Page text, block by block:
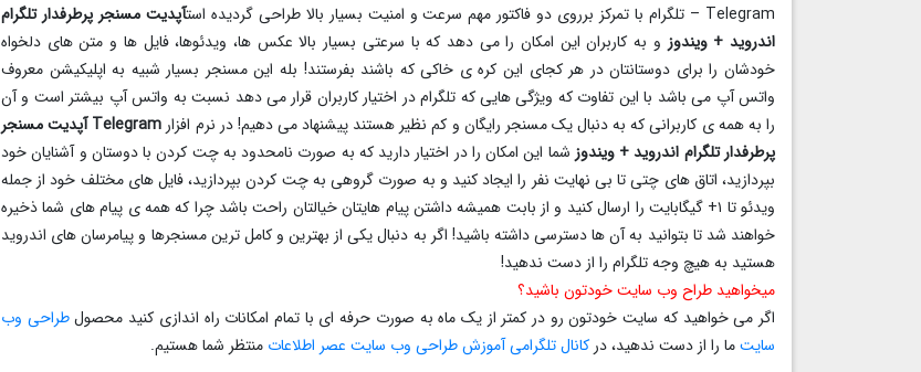
Telegram – تلگرام با تمرکز برروی دو فاکتور مهم سرعت و امنیت بسیار بالا طراحی گردیده است
آپدیت مسنجر پرطرفدار تلگرام
اندروید + ویندوز و به کاربران این امکان را می دهد که با سرعتی بسیار بالا عکس ها، ویدئوها، فایل ها و متن های دلخواه
خودشان را برای دوستانتان در هر کجای این کره ی خاکی که باشند بفرستند! بله این مسنجر بسیار شبیه به اپلیکیشن معروف
واتس آپ می باشد با این تفاوت که ویژگی هایی که تلگرام در اختیار کاربران قرار می دهد نسبت به واتس آپ بیشتر است و آن
را به همه ی کاربرانی که به دنبال یک مسنجر رایگان و کم نظیر هستند پیشنهاد می دهیم! در نرم افزار Telegram آپدیت مسنجر
پرطرفدار تلگرام اندروید + ویندوز شما این امکان را در اختیار دارید که به صورت نامحدود به چت کردن با دوستان و آشنایان خود
بپردازید، اتاق های چتی تا بی نهایت نفر را ایجاد کنید و به صورت گروهی به چت کردن بپردازید، فایل های مختلف خود از جمله
ویدئو تا ۱+ گیگابایت را ارسال کنید و از بابت همیشه داشتن پیام هایتان خیالتان راحت باشد چرا که همه ی پیام های شما ذخیره
خواهند شد تا بتوانید به آن ها دسترسی داشته باشید! اگر به دنبال یکی از بهترین و کامل ترین مسنجرها و پیامرسان های اندروید
هستید به هیچ وجه تلگرام را از دست ندهید!
میخواهید طراح وب سایت خودتون باشید؟
اگر می خواهید که سایت خودتون رو در کمتر از یک ماه به صورت حرفه ای با تمام امکانات راه اندازی کنید محصولطراحی وب
سایتما را از دست ندهید، در کانال تلگرامی آموزش طراحی وب سایت عصر اطلاعات منتظر شما هستیم.